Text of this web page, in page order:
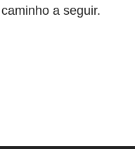
a seguir.